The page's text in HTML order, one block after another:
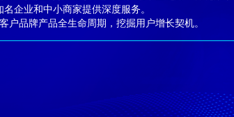
企业和中小商家提供深度服务。
户品牌产品全生命周期，挖掘用户增长契机。